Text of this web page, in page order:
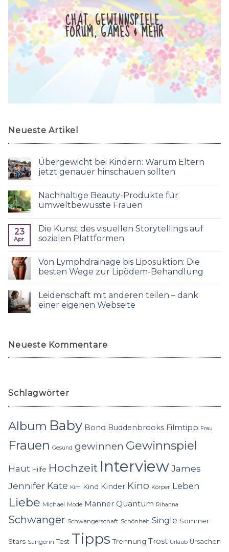
CHAT, GEWINNSPIELE,
FORUM, GAMES & MEHR
Neueste Artikel
Übergewicht bei Kindern: Warum Eltern
jetzt genauer hinschauen sollten
Nachhaltige Beauty-Produkte für
umweltbewusste Frauen
23
Apr.
Die Kunst des visuellen Storytellings auf
sozialen Plattformen
Von Lymphdrainage bis Liposuktion: Die
besten Wege zur Lipödem-Behandlung
Leidenschaft mit anderen teilen – dank
einer eigenen Webseite
Neueste Kommentare
Schlagwörter
Album Baby Bond Buddenbrooks Filmtipp Frau
Frauen Gesund gewinnen Gewinnspiel
Haut Hilfe Hochzeit InterviewJames
Jennifer Kate Kim Kind Kinder Kino Körper Leben
Liebe Michael Mode Männer Quantum Rihanna
Schwanger Schwangerschaft Schönheit Single Sommer
Stars Sängerin Test Tipps Trennung Trost Urlaub Ursachen